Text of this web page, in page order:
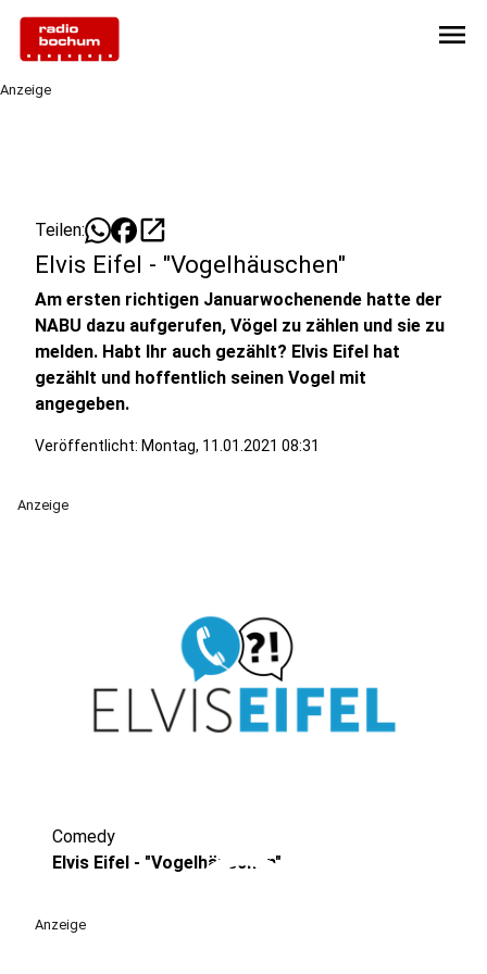
menu
Anzeige
Teilen: open_in_new
Elvis Eifel - "Vogelhäuschen"
Am ersten richtigen Januarwochenende hatte der
NABU dazu aufgerufen, Vögel zu zählen und sie zu
melden. Habt Ihr auch gezählt? Elvis Eifel hat
gezählt und hoffentlich seinen Vogel mit
angegeben.
Veröffentlicht: Montag, 11.01.2021 08:31
Anzeige
play_circle
Comedy
Elvis Eifel - "Vogelhäuschen"
Anzeige